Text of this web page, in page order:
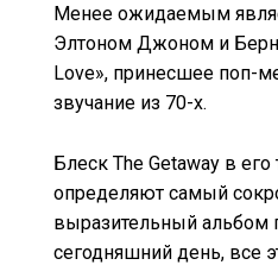
Менее ожидаемым
Элтоном Джоном и
Love», принесшее поп-
звучание из 70-х.
Блеск The Getaway в
определяют самый
выразительный альбом
сегодняшний день, все